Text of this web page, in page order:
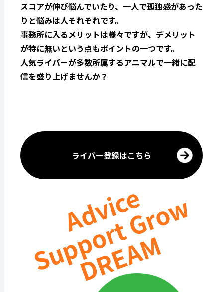
スコアが伸び悩んでいたり、一人で孤独感があった
りと悩みは人それぞれです。
事務所に入るメリットは様々ですが、デメリット
が特に無いという点もポイントの一つです。
人気ライバーが多数所属するアニマルで一緒に配
信を盛り上げませんか？
ライバー登録はこちら
Advice
Support Grow
DREAM